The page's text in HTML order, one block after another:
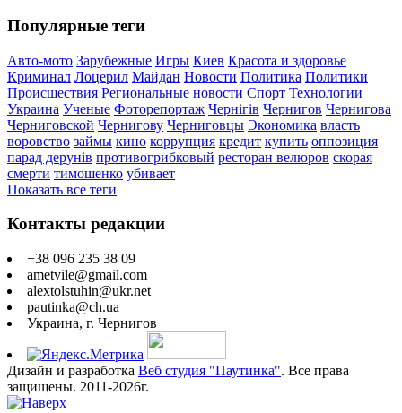
Популярные теги
Авто-мото Зарубежные Игры Киев Красота и здоровье
Криминал Лоцерил Майдан Новости Политика Политики
Происшествия Региональные новости Спорт Технологии
Украина Ученые Фоторепортаж Чернігів Чернигов Чернигова
Черниговской Чернигову Черниговцы Экономика власть
воровство займы кино коррупция кредит купить оппозиция
парад дерунів противогрибковый ресторан велюров скорая
смерти тимошенко убивает
Показать все теги
Контакты редакции
+38 096 235 38 09
ametvile@gmail.com
alextolstuhin@ukr.net
pautinka@ch.ua
Украина, г. Чернигов
Дизайн и разработка Веб студия "Паутинка". Все права
защищены. 2011-2026г.